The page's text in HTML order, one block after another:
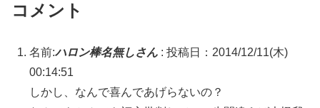
コメント
名前:ハロン棒名無しさん : 投稿日：2014/12/11(木)
00:14:51
しかし、なんで喜んであげらないの？